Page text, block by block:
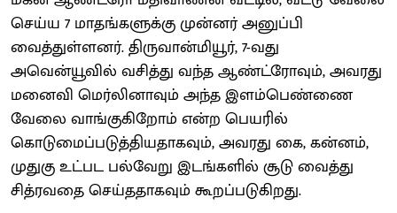
செய்ய 7 மாதங்களுக்கு முன்னர் அனுப்பி
வைத்துள்ளனர். திருவான்மியூர், 7-வது
அவென்யூவில் வசித்து வந்த ஆண்ட்ரோவும், அவரது
மனைவி மெர்லினாவும் அந்த இளம்பெண்ணை
வேலை வாங்குகிறோம் என்ற பெயரில்
கொடுமைப்படுத்தியதாகவும், அவரது கை, கன்னம்,
முதுகு உட்பட பல்வேறு இடங்களில் சூடு வைத்து
சித்ரவதை செய்ததாகவும் கூறப்படுகிறது.